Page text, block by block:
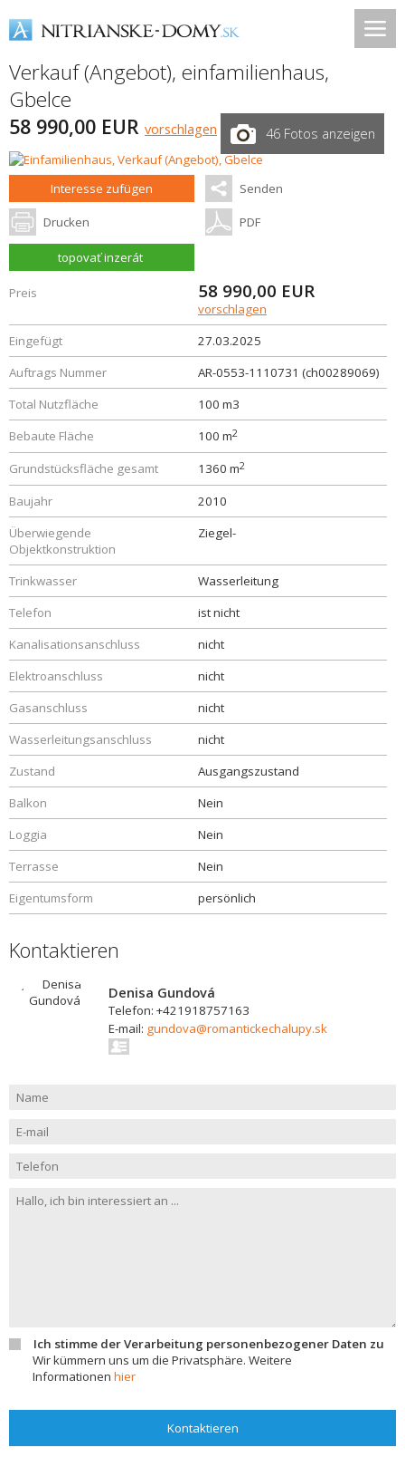
Verkauf (Angebot), einfamilienhaus,
Gbelce
58 990,00 EUR vorschlagen 46 Fotos anzeigen
Interesse zufügen Senden
Drucken PDF
topovať inzerát
Preis 58 990,00 EUR
vorschlagen
Eingefügt
27.03.2025
Auftrags Nummer
AR-0553-1110731 (ch00289069)
Total Nutzfläche
100 m3
Bebaute Fläche
100 m2
Grundstücksfläche gesamt 1360 m2
Baujahr
2010
Überwiegende
Objektkonstruktion
Ziegel-
Trinkwasser
Wasserleitung
Telefon
ist nicht
Kanalisationsanschluss
nicht
Elektroanschluss
nicht
Gasanschluss
nicht
Wasserleitungsanschluss
nicht
Zustand
Ausgangszustand
Balkon
Nein
Loggia
Nein
Terrasse
Nein
Eigentumsform
persönlich
Kontaktieren
Denisa Gundová
Telefon: +421918757163
E-mail: gundova@romantickechalupy.sk
Ich stimme der Verarbeitung personenbezogener Daten zu
Wir kümmern uns um die Privatsphäre. Weitere
Informationen hier
Kontaktieren